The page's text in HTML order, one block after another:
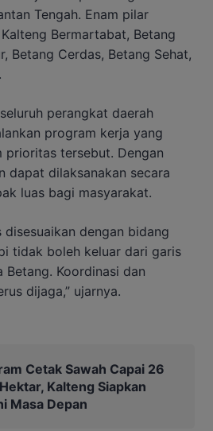
Tengah. Enam pilar
Bermartabat, Betang
Betang Cerdas, Betang Sehat,
perangkat daerah
program kerja yang
prioritas tersebut. Dengan
dapat dilaksanakan secara
luas bagi masyarakat.
disesuaikan dengan bidang
tidak boleh keluar dari garis
Betang. Koordinasi dan
dijaga,” ujarnya.
Cetak Sawah Capai 26
Kalteng Siapkan
Masa Depan